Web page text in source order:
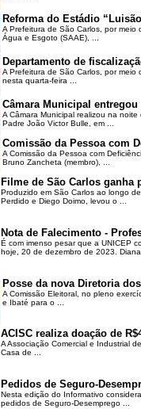
Reforma do Estádio
A Prefeitura de São Carlos, por
Água e Esgoto (SAAE), ...
Departamento de
A Prefeitura de São Carlos, por meio
nesta quarta-feira ...
Câmara Municipal
A Câmara Municipal realizou na
Padre João Victor Bulle, em ...
Comissão da Pessoa com
A Comissão da Pessoa com
Bruno Zancheta (membro), ...
Filme de São Carlos ganha
Produzido em São Carlos ao longo
Perdido e Diego Doimo, levou o ...
Nota de Falecimento -
É com imenso pesar que a UNICEP
hoje, 20 de dezembro de 2023. Diana
Posse da nova Diretoria
A Comissão Eleitoral, no pleno
e Ibaté para o ...
ACISC realiza doação de
A Associação Comercial e Industrial
Casa de ...
Pedidos de Seguro-
Nesta edição do Informativo
pedidos de Seguro-Desemprego ...